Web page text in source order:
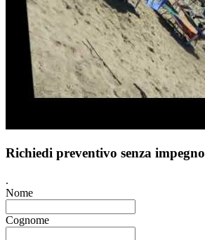
Richiedi preventivo senza impegno
.
Nome
Cognome